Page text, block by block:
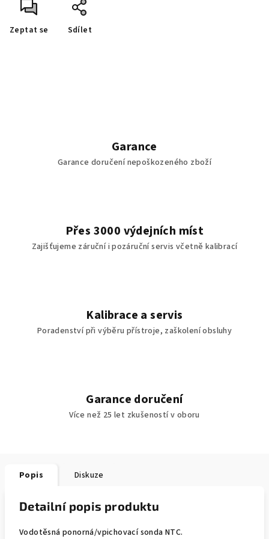
Zeptat se Sdílet
Garance
Garance doručení nepoškozeného zboží
Přes 3000 výdejních míst
Zajišťujeme záruční i pozáruční servis včetně kalibrací
Kalibrace a servis
Poradenství při výběru přístroje, zaškolení obsluhy
Garance doručení
Více než 25 let zkušeností v oboru
Popis Diskuze
Detailní popis produktu
Vodotěsná ponorná/vpichovací sonda NTC.